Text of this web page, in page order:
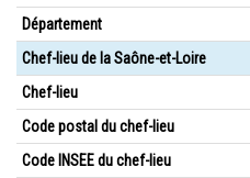
Département
Chef-lieu de la Saône-et-Loire
Chef-lieu
Code postal du chef-lieu
Code INSEE du chef-lieu